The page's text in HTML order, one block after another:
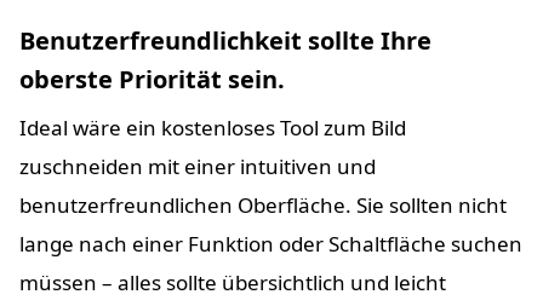
Benutzerfreundlichkeit sollte Ihre
oberste Priorität sein.
Ideal wäre ein kostenloses Tool zum Bild
zuschneiden mit einer intuitiven und
benutzerfreundlichen Oberfläche. Sie sollten nicht
lange nach einer Funktion oder Schaltfläche suchen
müssen – alles sollte übersichtlich und leicht